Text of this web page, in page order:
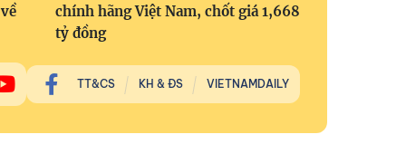
chính hãng Việt Nam, chốt giá 1,668
tỷ đồng
TT&CS KH & ĐS VIETNAMDAILY